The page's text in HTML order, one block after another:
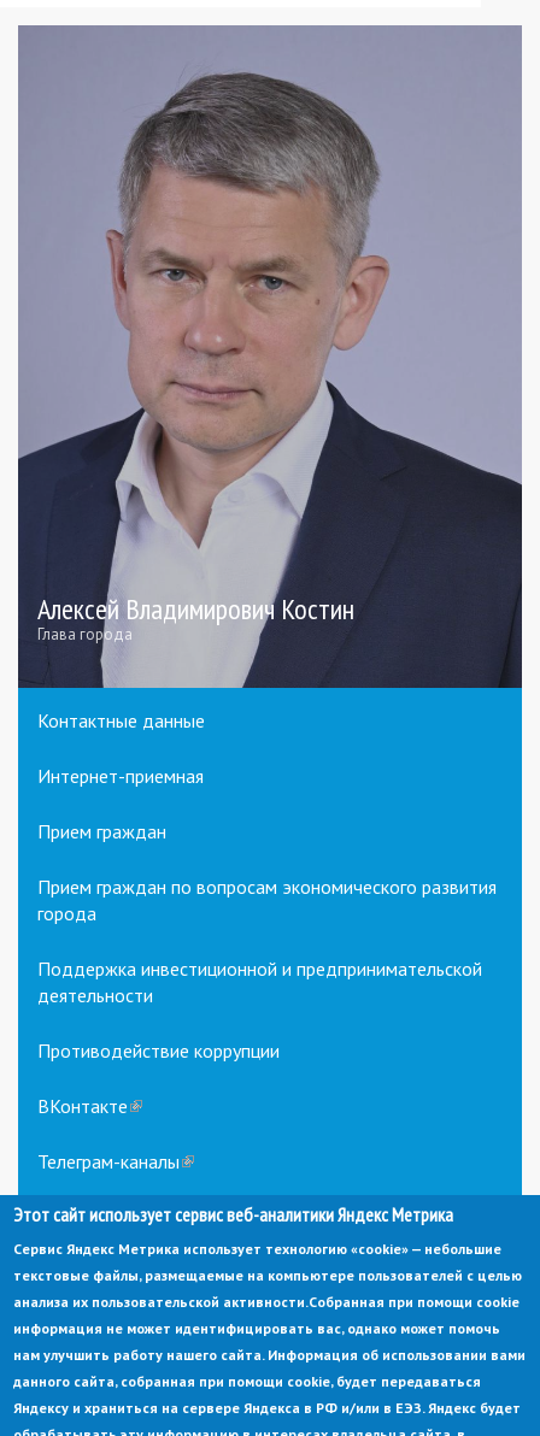
Алексей Владимирович Костин
Глава города
Контактные данные
Интернет-приемная
Прием граждан
Прием граждан по вопросам экономического развития
города
Поддержка инвестиционной и предпринимательской
деятельности
Противодействие коррупции
ВКонтакте(link
external)
Телеграм-каналы(link
external)
© Администрация города Заречный
Электронная почта:
adm@zarechny.zato.ru
Этот сайт использует сервис веб-аналитики Яндекс Метрика
Сервис Яндекс Метрика использует технологию «cookie» — небольшие
текстовые файлы, размещаемые на компьютере пользователей с целью
анализа их пользовательской активности.Собранная при помощи cookie
информация не может идентифицировать вас, однако может помочь
нам улучшить работу нашего сайта. Информация об использовании вами
данного сайта, собранная при помощи cookie, будет передаваться
Яндексу и храниться на сервере Яндекса в РФ и/или в ЕЭЗ. Яндекс будет